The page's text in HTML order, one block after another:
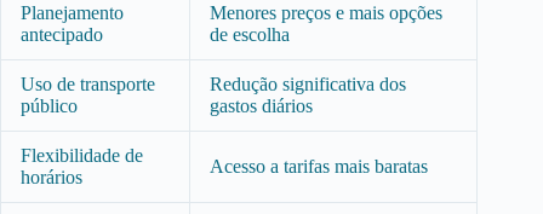
Planejamento
antecipado
Menores preços e mais opções
de escolha
Uso de transporte
público
Redução significativa dos
gastos diários
Flexibilidade de
horários
Acesso a tarifas mais baratas